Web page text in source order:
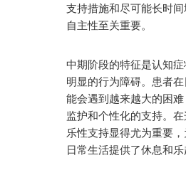
支持措施和尽可能长时
自主性至关重要。
中期阶段的特征是认知
明显的行为障碍。患者
能会遇到越来越大的困
监护和个性化的支持。
乐性支持显得尤为重要
日常生活提供了休息和乐